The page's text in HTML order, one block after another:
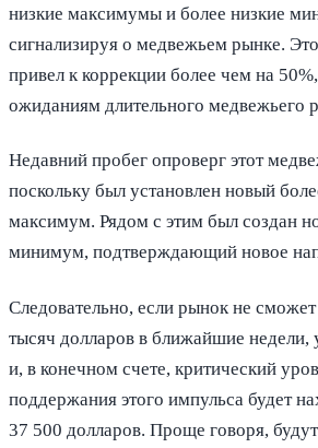
низкие максимумы и более низкие
сигнализируя о медвежьем рынке.
привел к коррекции более чем на
ожиданиям длительного медвежьего
Недавний пробег опроверг этот
поскольку был установлен новый
максимум. Рядом с этим был создан
минимум, подтверждающий новое
Следовательно, если рынок не
тысяч долларов в ближайшие недели,
и, в конечном счете, критический
поддержания этого импульса будет
37 500 долларов. Проще говоря,